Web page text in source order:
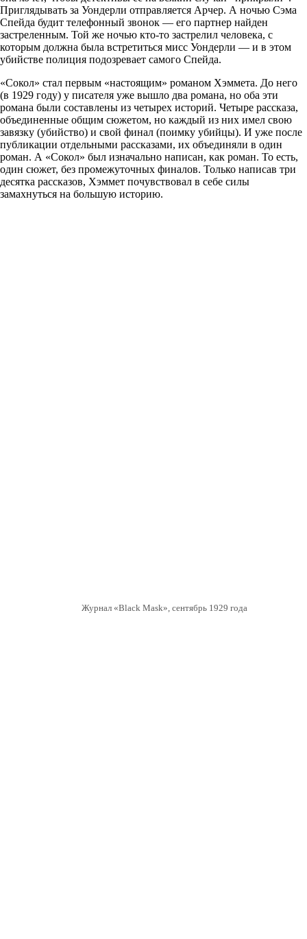
Приглядывать за Уондерли отправляется Арчер. А ночью Сэма
Спейда будит телефонный звонок — его партнер найден
застреленным. Той же ночью кто-то застрелил человека, с
которым должна была встретиться мисс Уондерли — и в этом
убийстве полиция подозревает самого Спейда.
«Сокол» стал первым «настоящим» романом Хэммета. До него
(в 1929 году) у писателя уже вышло два романа, но оба эти
романа были составлены из четырех историй. Четыре рассказа,
объединенные общим сюжетом, но каждый из них имел свою
завязку (убийство) и свой финал (поимку убийцы). И уже после
публикации отдельными рассказами, их объединяли в один
роман. А «Сокол» был изначально написан, как роман. То есть,
один сюжет, без промежуточных финалов. Только написав три
десятка рассказов, Хэммет почувствовал в себе силы
замахнуться на большую историю.
Журнал «Black Mask», сентябрь 1929 года